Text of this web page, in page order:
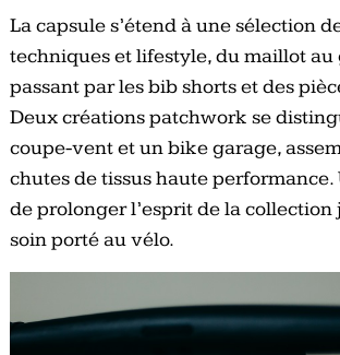
La capsule s’étend à une sélection
techniques et lifestyle, du maillot au
passant par les bib shorts et des
Deux créations patchwork se
coupe-vent et un bike garage,
chutes de tissus haute performance.
de prolonger l’esprit de la collection
soin porté au vélo.